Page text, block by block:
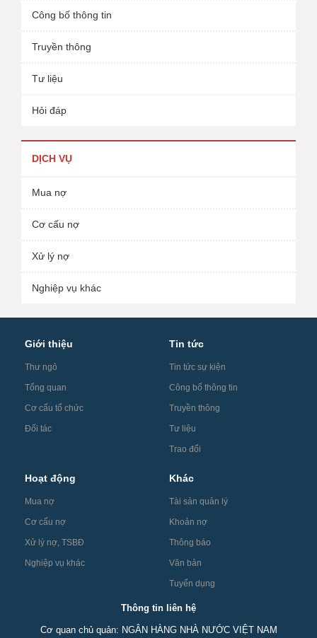
Công bố thông tin
Truyền thông
Tư liệu
Hỏi đáp
DỊCH VỤ
Mua nợ
Cơ cấu nợ
Xử lý nợ
Nghiệp vụ khác
Giới thiệu
Thư ngỏ
Tổng quan
Cơ cấu tổ chức
Đối tác
Tin tức
Tin tức sự kiện
Công bố thông tin
Truyền thông
Tư liệu
Trao đổi
Hoạt động
Mua nợ
Cơ cấu nợ
Xử lý nợ, TSBĐ
Nghiệp vụ khác
Khác
Tài sản quản lý
Khoản nợ
Thông báo
Văn bản
Tuyển dụng
Thông tin liên hệ
Cơ quan chủ quản: NGÂN HÀNG NHÀ NƯỚC VIỆT NAM